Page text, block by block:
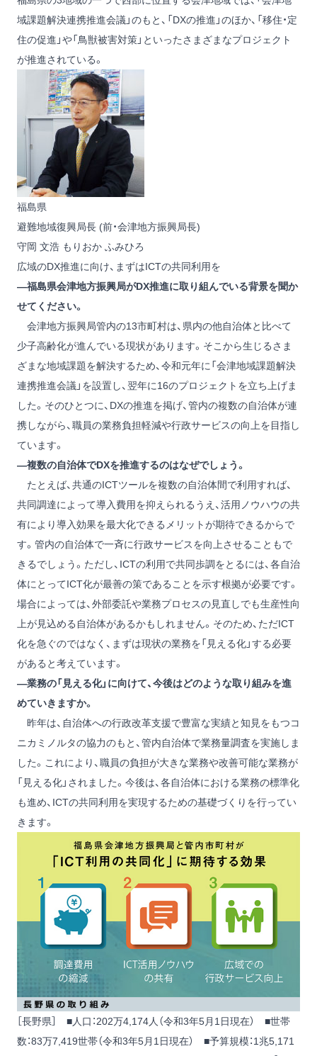
域課題解決連携推進会議」のもと、「DXの推進」のほか、「移住・定
住の促進」や「鳥獣被害対策」といったさまざまなプロジェクト
が推進されている。
福島県
避難地域復興局長 (前・会津地方振興局長)
守岡 文浩 もりおか ふみひろ
広域のDX推進に向け、まずはICTの共同利用を
―福島県会津地方振興局がDX推進に取り組んでいる背景を聞か
せてください。
会津地方振興局管内の13市町村は、県内の他自治体と比べて
少子高齢化が進んでいる現状があります。そこから生じるさま
ざまな地域課題を解決するため、令和元年に「会津地域課題解決
連携推進会議」を設置し、翌年に16のプロジェクトを立ち上げま
した。そのひとつに、DXの推進を掲げ、管内の複数の自治体が連
携しながら、職員の業務負担軽減や行政サービスの向上を目指し
ています。
―複数の自治体でDXを推進するのはなぜでしょう。
たとえば、共通のICTツールを複数の自治体間で利用すれば、
共同調達によって導入費用を抑えられるうえ、活用ノウハウの共
有により導入効果を最大化できるメリットが期待できるからで
す。管内の自治体で一斉に行政サービスを向上させることもで
きるでしょう。ただし、ICTの利用で共同歩調をとるには、各自治
体にとってICT化が最善の策であることを示す根拠が必要です。
場合によっては、外部委託や業務プロセスの見直しでも生産性向
上が見込める自治体があるかもしれません。そのため、ただICT
化を急ぐのではなく、まずは現状の業務を「見える化」する必要
があると考えています。
―業務の「見える化」に向けて、今後はどのような取り組みを進
めていきますか。
昨年は、自治体への行政改革支援で豊富な実績と知見をもつコ
ニカミノルタの協力のもと、管内自治体で業務量調査を実施しま
した。これにより、職員の負担が大きな業務や改善可能な業務が
「見える化」されました。今後は、各自治体における業務の標準化
も進め、ICTの共同利用を実現するための基礎づくりを行ってい
きます。
［長野県］ ■人口：202万4,174人（令和3年5月1日現在） ■世帯
数：83万7,419世帯（令和3年5月1日現在） ■予算規模：1兆5,171